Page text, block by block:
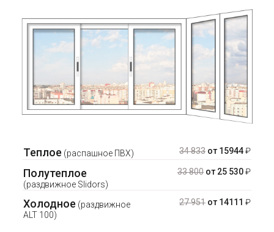
Теплое (распашное ПВХ) 34 833 от 15944₽
Полутеплое
(раздвижное Slidors)
33 800 от 25 530₽
Холодное (раздвижное
ALT 100)
27 951 от 14111 ₽